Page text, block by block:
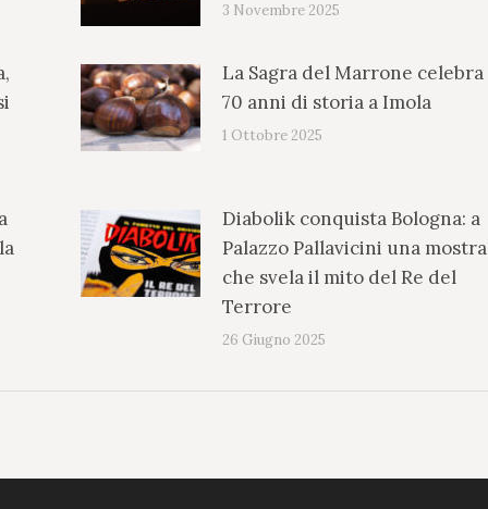
3 Novembre 2025
La Sagra del Marrone celebra
70 anni di storia a Imola
1 Ottobre 2025
Diabolik conquista Bologna: a
Palazzo Pallavicini una mostra
che svela il mito del Re del
Terrore
26 Giugno 2025